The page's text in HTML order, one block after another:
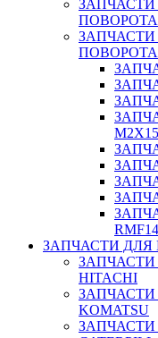
ПОВОРОТА
ПОВОРОТА
ЗАПЧАСТИ
HITACHI
KOMATSU